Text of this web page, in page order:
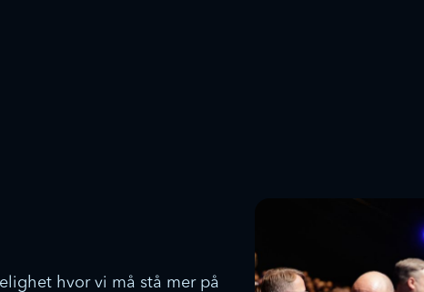
hvor vi må stå mer på